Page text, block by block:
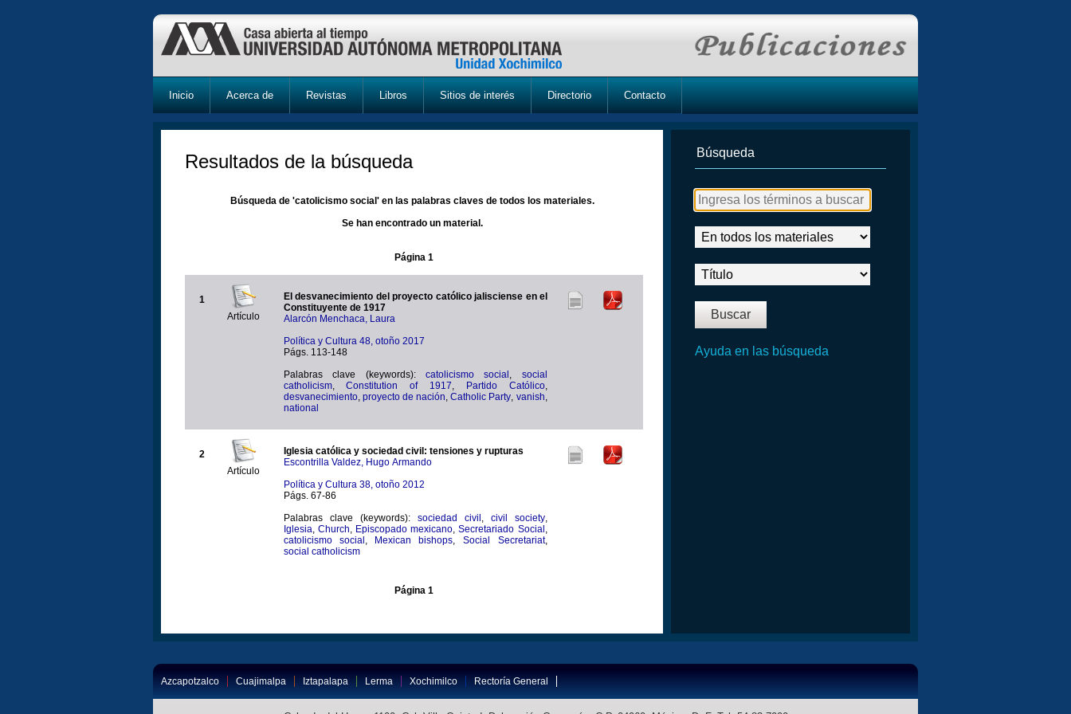
Inicio Acerca de Revistas Libros Sitios de interés Directorio Contacto
Resultados de la búsqueda
Búsqueda de 'catolicismo social' en las palabras claves de todos los materiales.
Se han encontrado un material.
Página 1
1
Artículo
El desvanecimiento del proyecto católico jalisciense en el
Constituyente de 1917
Alarcón Menchaca, Laura
Política y Cultura 48, otoño 2017
Págs. 113-148
Palabras clave (keywords): catolicismo social
social
catholicism
Constitution of 1917 Partido Católico
desvanecimiento proyecto de nación Catholic Party vanish
national
2
Artículo
Iglesia católica y sociedad civil: tensiones y rupturas
Escontrilla Valdez, Hugo Armando
Política y Cultura 38, otoño 2012
Págs. 67-86
Palabras clave (keywords): sociedad civil civil society
Iglesia Church Episcopado mexicano Secretariado Social
catolicismo social
Mexican bishops Social Secretariat,
social catholicism
Página 1
Búsqueda
Ayuda en las búsqueda
Azcapotzalco Cuajimalpa Iztapalapa Lerma Xochimilco Rectoría General